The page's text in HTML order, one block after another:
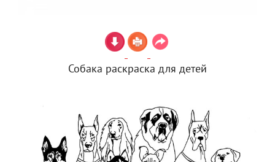
Собака раскраска для детей